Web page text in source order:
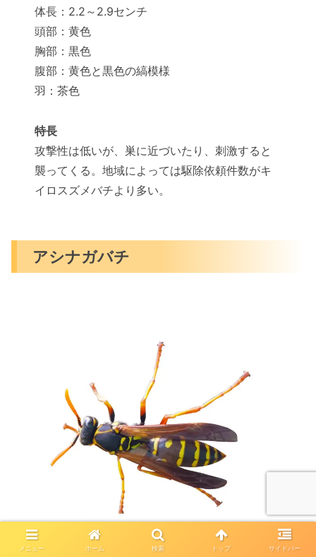
体長：2.2～2.9センチ
頭部：黄色
胸部：黒色
腹部：黄色と黒色の縞模様
羽：茶色
特長
攻撃性は低いが、巣に近づいたり、刺激すると
襲ってくる。地域によっては駆除依頼件数がキ
イロスズメバチより多い。
アシナガバチ
メニュー ホーム 検索 トップ サイドバー